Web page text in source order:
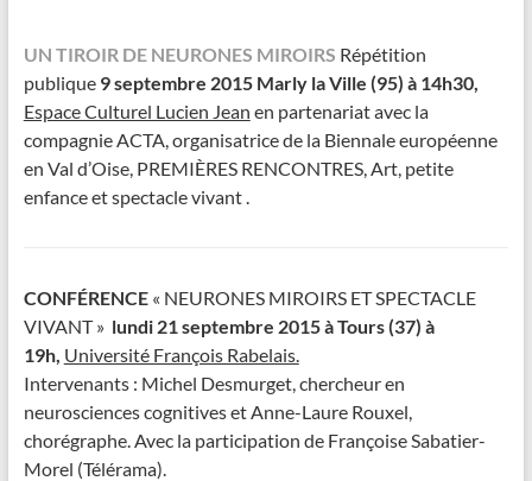
UN TIROIR DE NEURONES MIROIRS Répétition
publique 9 septembre 2015 Marly la Ville (95) à 14h30,
Espace Culturel Lucien Jean en partenariat avec la
compagnie ACTA, organisatrice de la Biennale européenne
en Val d’Oise, PREMIÈRES RENCONTRES, Art, petite
enfance et spectacle vivant .
CONFÉRENCE « NEURONES MIROIRS ET SPECTACLE
VIVANT » lundi 21 septembre 2015 à Tours (37) à
19h, Université François Rabelais.
Intervenants : Michel Desmurget, chercheur en
neurosciences cognitives et Anne-Laure Rouxel,
chorégraphe. Avec la participation de Françoise Sabatier-
Morel (Télérama).